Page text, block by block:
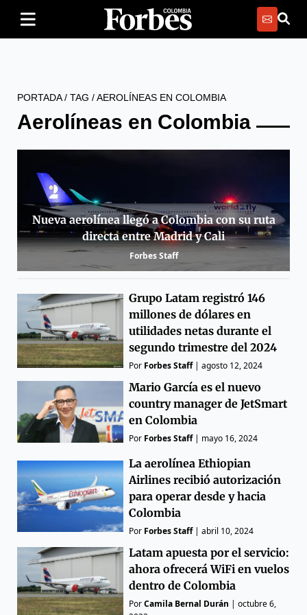
PORTADA/ TAG /AEROLÍNEAS EN COLOMBIA
Aerolíneas en Colombia
Nueva aerolínea llegó a Colombia con su ruta
directa entre Madrid y Cali
Forbes Staff
Grupo Latam registró 146
millones de dólares en
utilidades netas durante el
segundo trimestre del 2024
Por Forbes Staff|agosto 12, 2024
Mario García es el nuevo
country manager de JetSmart
en Colombia
Por Forbes Staff| mayo 16, 2024
La aerolínea Ethiopian
Airlines recibió autorización
para operar desde y hacia
Colombia
Por Forbes Staff|abril 10, 2024
Latam apuesta por el servicio:
ahora ofrecerá WiFi en vuelos
dentro de Colombia
PorCamila Bernal Durán |octubre 6,